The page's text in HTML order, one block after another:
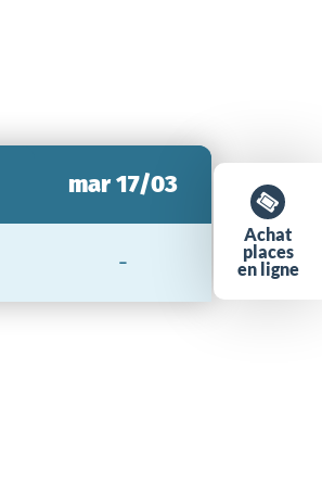
Achat
places
en ligne
mar 17/03
-